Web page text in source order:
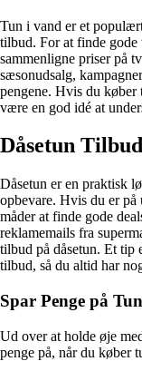
Tun i vand er et
tilbud. For at finde gode
sammenligne priser på
sæsonudsalg,
pengene. Hvis du køber
være en god idé at
Dåsetun Tilbud
Dåsetun er en praktisk
opbevare. Hvis du er
måder at finde gode
reklamemails fra
tilbud på dåsetun. Et tip
tilbud, så du altid har
Spar Penge på Tun
Ud over at holde øje
penge på, når du køber